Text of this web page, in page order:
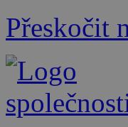
Přeskočit